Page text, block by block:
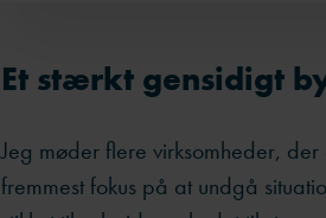
Et stærkt gensidigt
Jeg møder flere virksomheder,
fremmest fokus på at undgå